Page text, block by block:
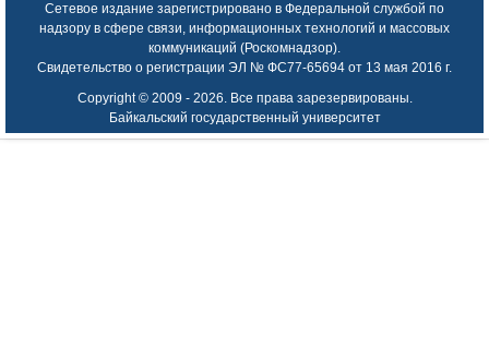
Сетевое издание зарегистрировано в Федеральной службой по
надзору в сфере связи, информационных технологий и массовых
коммуникаций (Роскомнадзор).
Свидетельство о регистрации ЭЛ № ФС77-65694 от 13 мая 2016 г.
Copyright © 2009 - 2026. Все права зарезервированы.
Байкальский государственный университет